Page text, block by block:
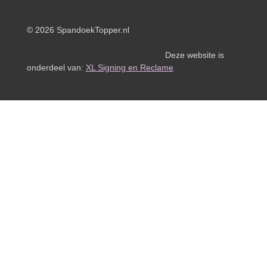
© 2026 SpandoekTopper.nl
Deze website is
onderdeel van: XL Signing en Reclame